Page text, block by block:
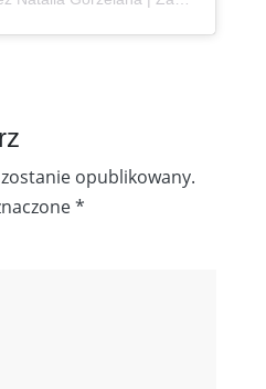
opublikowany.
*